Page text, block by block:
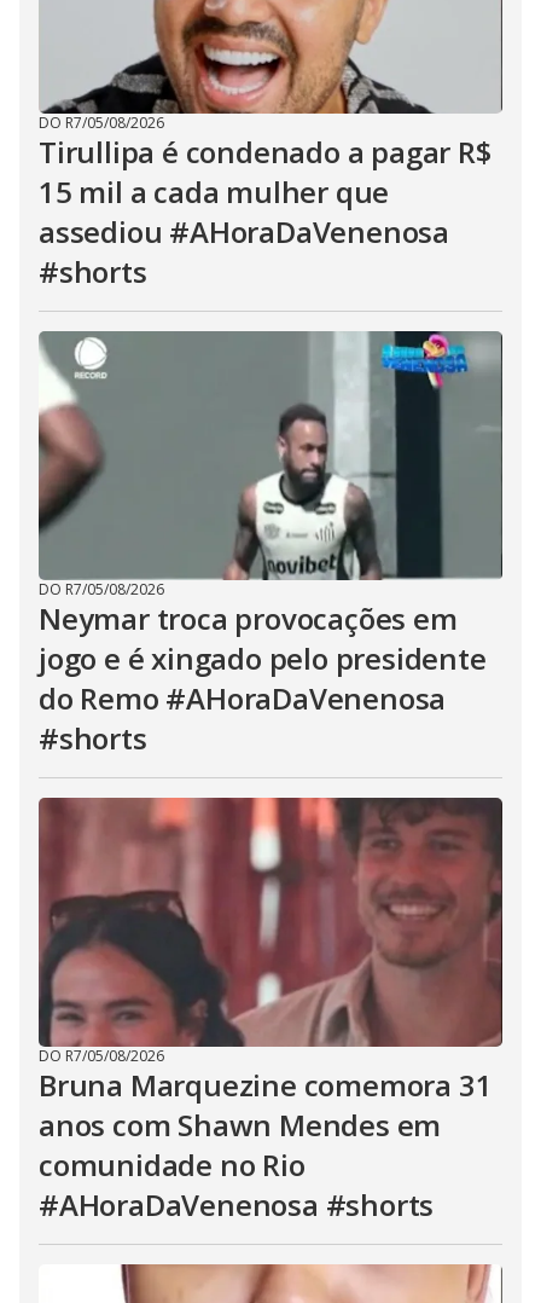
DO R7/05/08/2026
Tirullipa é condenado a pagar R$
15 mil a cada mulher que
assediou #AHoraDaVenenosa
#shorts
DO R7/05/08/2026
Neymar troca provocações em
jogo e é xingado pelo presidente
do Remo #AHoraDaVenenosa
#shorts
DO R7/05/08/2026
Bruna Marquezine comemora 31
anos com Shawn Mendes em
comunidade no Rio
#AHoraDaVenenosa #shorts